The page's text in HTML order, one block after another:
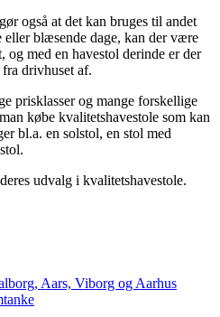
også at det kan bruges til andet
eller blæsende dage, kan der være
med en havestol derinde er der
drivhuset af.
prisklasser og mange forskellige
købe kvalitetshavestole som kan
bl.a. en solstol, en stol med
udvalg i kvalitetshavestole.